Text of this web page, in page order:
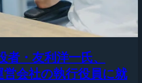
者・友利洋一氏、
営会社の執行役員に就